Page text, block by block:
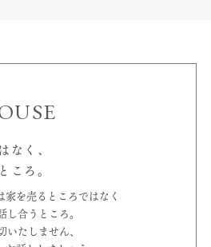
なく、
ころ。
を売るところではなく
し合うところ。
たしません、